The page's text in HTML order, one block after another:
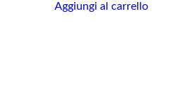
Aggiungi al carrello